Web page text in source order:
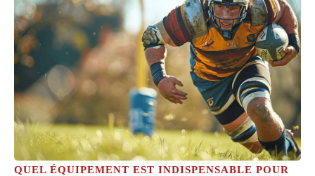
QUEL ÉQUIPEMENT EST INDISPENSABLE POUR